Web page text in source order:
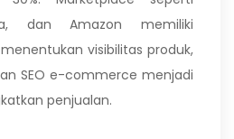
dan Amazon memiliki
visibilitas produk,
SEO e-commerce menjadi
penjualan.